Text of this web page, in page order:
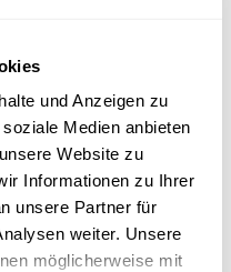
und Anzeigen zu
Medien anbieten
Website zu
Informationen zu Ihrer
unsere Partner für
weiter. Unsere
möglicherweise mit